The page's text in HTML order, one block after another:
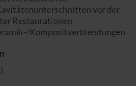
vor der
Restaurationen
Kompositverblendungen